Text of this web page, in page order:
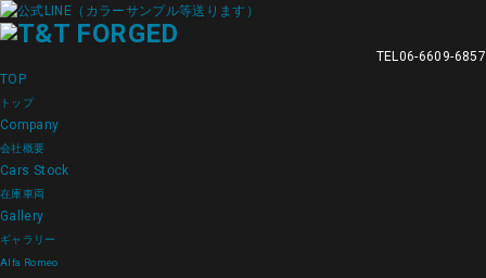
TEL06-6609-6857
TOP
トップ
Company
会社概要
Cars Stock
在庫車両
Gallery
ギャラリー
Alfa Romeo